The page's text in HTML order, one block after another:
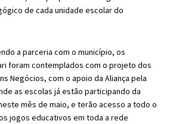
de cada unidade escolar do
a parceria com o município, os
foram contemplados com o projeto dos
Negócios, com o apoio da Aliança pela
as escolas já estão participando da
mês de maio, e terão acesso a todo o
jogos educativos em toda a rede